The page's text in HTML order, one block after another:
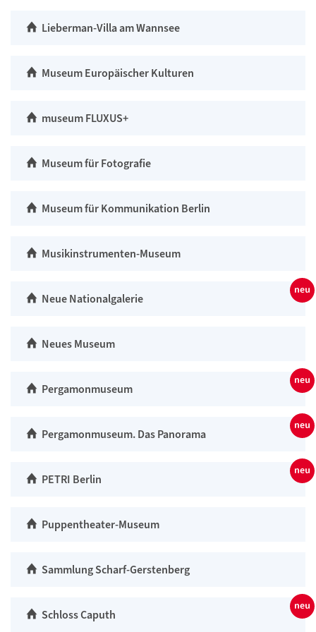
Lieberman-Villa am Wannsee
Museum Europäischer Kulturen
museum FLUXUS+
Museum für Fotografie
Museum für Kommunikation Berlin
Musikinstrumenten-Museum
Neue Nationalgalerie
Neues Museum
Pergamonmuseum
Pergamonmuseum. Das Panorama
PETRI Berlin
Puppentheater-Museum
Sammlung Scharf-Gerstenberg
Schloss Caputh